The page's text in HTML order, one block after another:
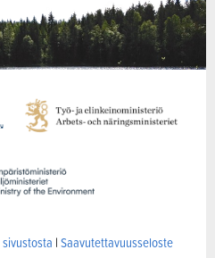
|Saavutettavuusseloste